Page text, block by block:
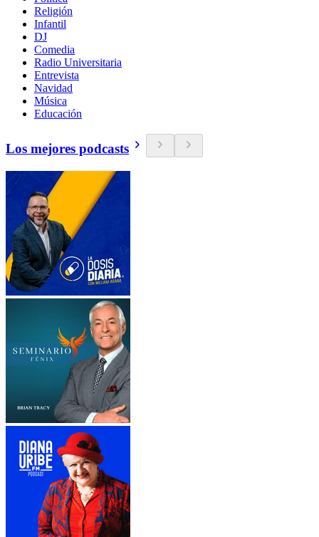
Religión
Infantil
DJ
Comedia
Radio Universitaria
Entrevista
Navidad
Música
Educación
Los mejores podcasts